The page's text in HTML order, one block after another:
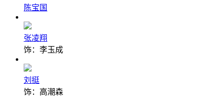
陈宝国
张凌翔
饰：李玉成
刘挺
饰：高潮森